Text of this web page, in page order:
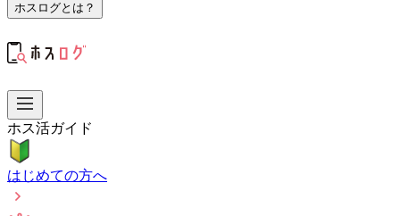
ホスログとは？
ホス活ガイド
はじめての方へ